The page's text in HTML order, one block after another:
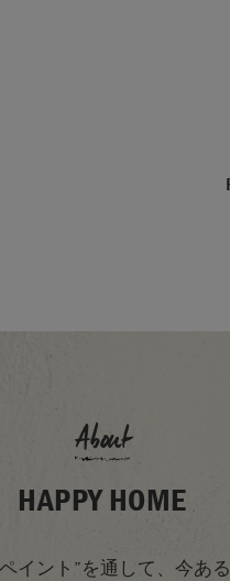
About
HAPPY HOME
イント”を通して、今あ